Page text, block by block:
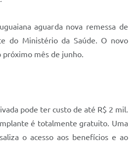
aguarda nova remessa de
do Ministério da Saúde. O novo
próximo mês de junho.
pode ter custo de até R$ 2 mil.
é totalmente gratuito. Uma
o acesso aos benefícios e ao